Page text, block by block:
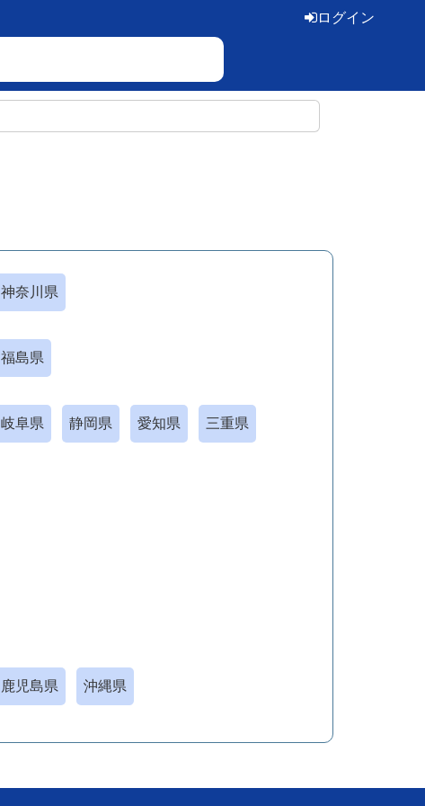
ログイン
神奈川県
福島県
岐阜県 静岡県 愛知県 三重県
鹿児島県 沖縄県